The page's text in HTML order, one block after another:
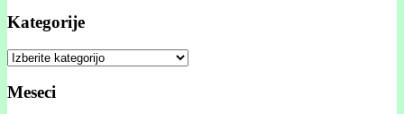
Kategorije
Kategorije
Meseci